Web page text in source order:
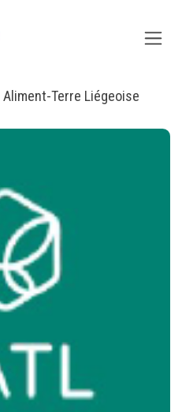
Terre Liégeoise